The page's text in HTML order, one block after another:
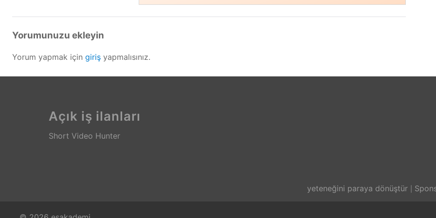
Yorumunuzu ekleyin
Yorum yapmak için giriş yapmalısınız.
Açık iş ilanları
Short Video Hunter
yeteneğini paraya dönüştür